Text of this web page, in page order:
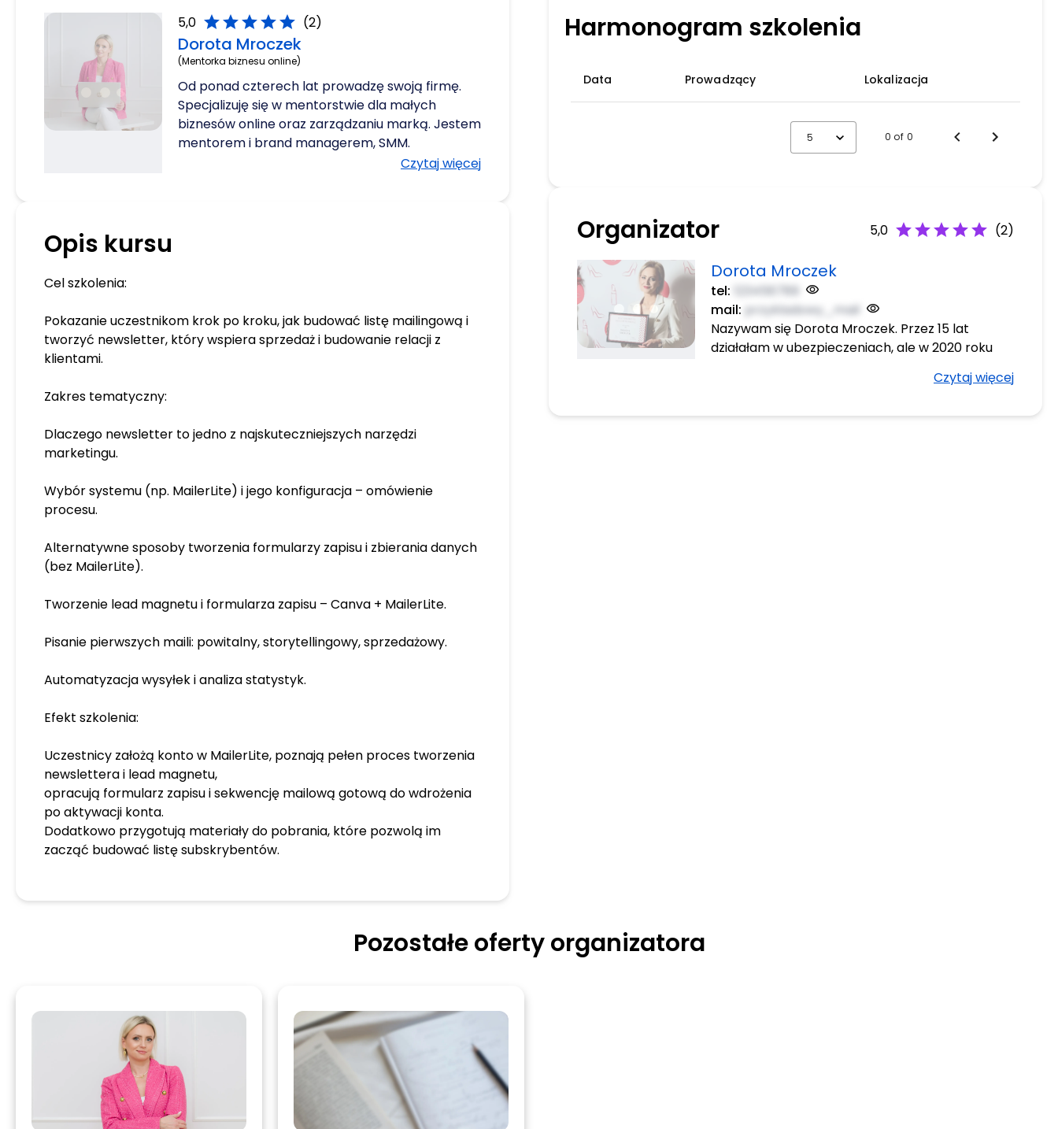
5,0 starstarstarstarstar (2)
Dorota Mroczek
(Mentorka biznesu online)
Od ponad czterech lat prowadzę swoją firmę.
Specjalizuję się w mentorstwie dla małych
biznesów online oraz zarządzaniu marką. Jestem
mentorem i brand managerem, SMM.
Nieustannie poszerzam moją wiedzę.
osiągnięć. Prowadzę szkolenia 1:1, grupowe i
indywidualne mentoringi. Jestem wpisana do
Rejestru Instytucji Szkoleniowych (RIS) pod
mi w pracy jako mentor. Dzięki temu, że w top 5
mam talent rozwijania innych, potrafię dostrzec
dodatkowo daje mi to, że nie szufladkuję ludzi. Dla
mnie każdy ma wyjątkowy układ mocnych stron.
osoby i zobaczenie sytuacji z jej perspektywy.
Przez talent bliskości tworzę trwałe relacje
zgodności łagodzę wszelkie konflikty. Zawsze
szukam pokojowego rozwiązania.
Czytaj więcej
Opis kursu
Cel szkolenia:
Pokazanie uczestnikom krok po kroku, jak budować listę mailingową i
tworzyć newsletter, który wspiera sprzedaż i budowanie relacji z
klientami.
Zakres tematyczny:
Dlaczego newsletter to jedno z najskuteczniejszych narzędzi
marketingu.
Wybór systemu (np. MailerLite) i jego konfiguracja – omówienie
procesu.
Alternatywne sposoby tworzenia formularzy zapisu i zbierania danych
(bez MailerLite).
Tworzenie lead magnetu i formularza zapisu – Canva + MailerLite.
Pisanie pierwszych maili: powitalny, storytellingowy, sprzedażowy.
Automatyzacja wysyłek i analiza statystyk.
Efekt szkolenia:
Uczestnicy założą konto w MailerLite, poznają pełen proces tworzenia
newslettera i lead magnetu,
opracują formularz zapisu i sekwencję mailową gotową do wdrożenia
po aktywacji konta.
Dodatkowo przygotują materiały do pobrania, które pozwolą im
zacząć budować listę subskrybentów.
Harmonogram szkolenia
Data Prowadzący Lokalizacja
5 0 of 0
Organizator 5,0 starstarstarstarstar (2)
Dorota Mroczek
tel:
123456789
mail: przykladowy_mail
Nazywam się Dorota Mroczek. Przez 15 lat
działałam w ubezpieczeniach, ale w 2020 roku
świat biznesu online. Te ostatnie prawie 5 lat to
Czytaj więcej
Pozostałe oferty organizatora